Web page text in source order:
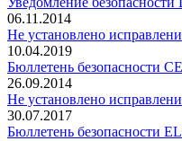
06.11.2014
Не установлено
10.04.2019
Бюллетень безопасности
26.09.2014
Не установлено
30.07.2017
Бюллетень безопасности